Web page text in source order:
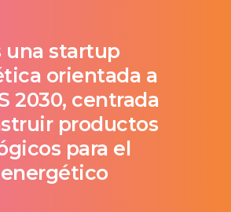
una startup
orientada a
2030, centrada
productos
para el